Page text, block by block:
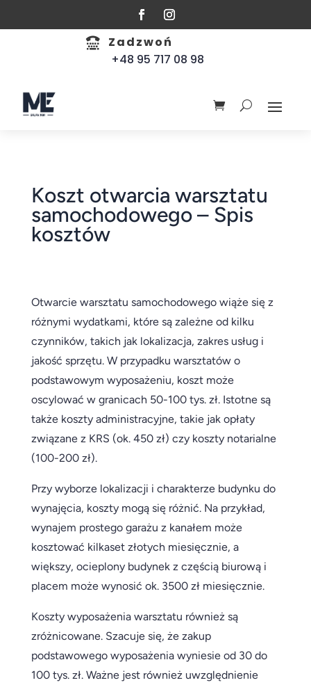

Zadzwoń
+48 95 717 08 98
Koszt otwarcia warsztatu
samochodowego – Spis
kosztów
Otwarcie warsztatu samochodowego wiąże się z
różnymi wydatkami, które są zależne od kilku
czynników, takich jak lokalizacja, zakres usług i
jakość sprzętu. W przypadku warsztatów o
podstawowym wyposażeniu, koszt może
oscylować w granicach 50-100 tys. zł. Istotne są
także koszty administracyjne, takie jak opłaty
związane z KRS (ok. 450 zł) czy koszty notarialne
(100-200 zł).
Przy wyborze lokalizacji i charakterze budynku do
wynajęcia, koszty mogą się różnić. Na przykład,
wynajem prostego garażu z kanałem może
kosztować kilkaset złotych miesięcznie, a
większy, ocieplony budynek z częścią biurową i
placem może wynosić ok. 3500 zł miesięcznie.
Koszty wyposażenia warsztatu również są
zróżnicowane. Szacuje się, że zakup
podstawowego wyposażenia wyniesie od 30 do
100 tys. zł. Ważne jest również uwzględnienie